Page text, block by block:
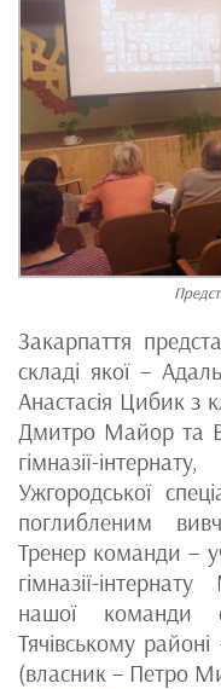
Закарпаття
складі якої –
Анастасія Цибик з
Дмитро Майор та
гімназії-
Ужгородської
поглибленим
Тренер команди –
гімназії-
нашої команди
Тячівському
(власник – Петро